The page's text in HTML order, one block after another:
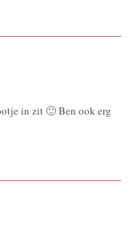
in zit 🙂 Ben ook erg